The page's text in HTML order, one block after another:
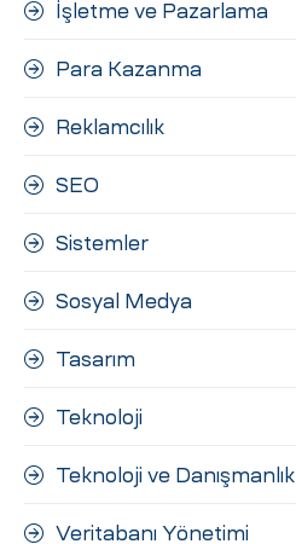
İşletme ve Pazarlama
Para Kazanma
Reklamcılık
SEO
Sistemler
Sosyal Medya
Tasarım
Teknoloji
Teknoloji ve Danışmanlık
Veritabanı Yönetimi